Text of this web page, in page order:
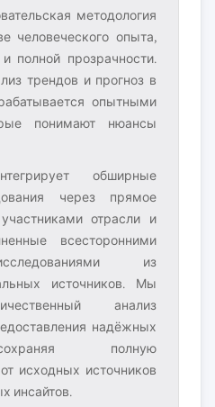
методология
человеческого опыта,
полной прозрачности.
трендов и прогноз в
опытными
понимают нюансы
обширные
через прямое
отрасли и
всесторонними
из
источников. Мы
анализ
надёжных
полную
исходных источников
инсайтов.